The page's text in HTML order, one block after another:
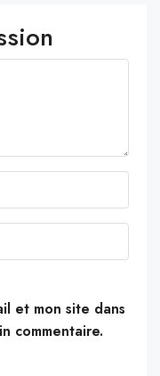
et mon site dans
commentaire.